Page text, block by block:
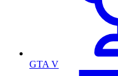
GTA V